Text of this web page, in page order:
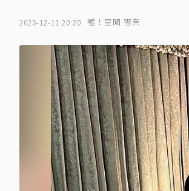
2025-12-11 20:20 噓！星聞 雪奈